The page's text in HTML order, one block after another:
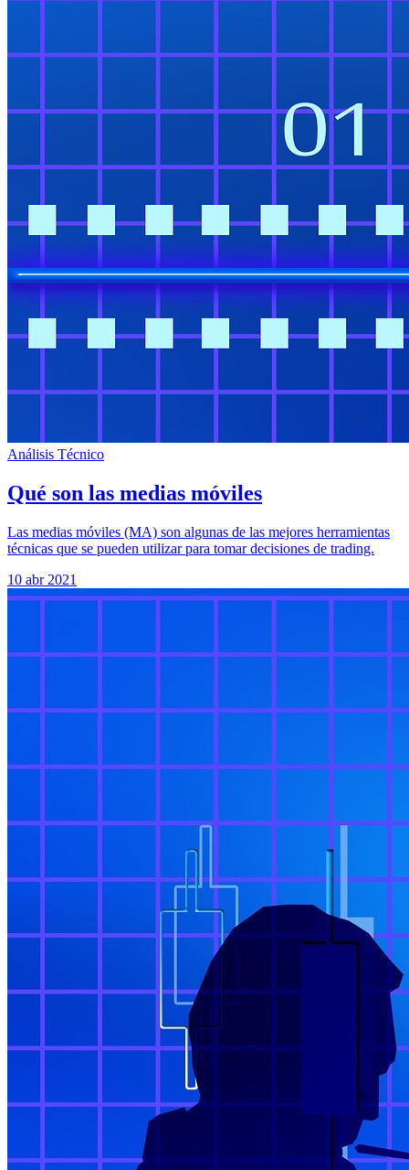
Análisis Técnico
Qué son las medias móviles
Las medias móviles (MA) son algunas de las mejores herramientas
técnicas que se pueden utilizar para tomar decisiones de trading.
10 abr 2021